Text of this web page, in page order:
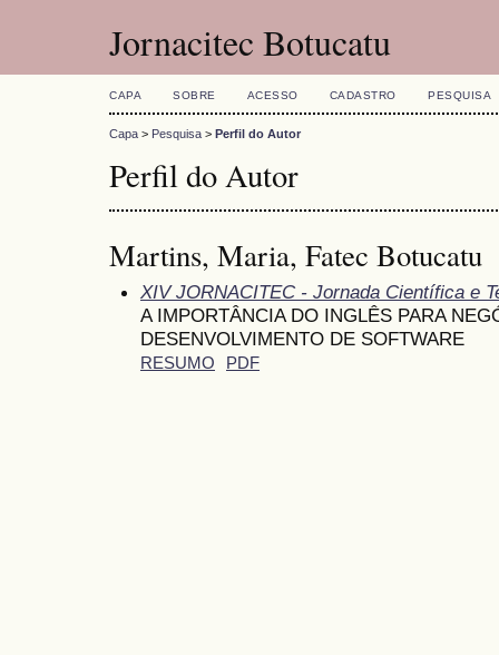
Jornacitec Botucatu
CAPA SOBRE ACESSO CADASTRO PESQUISA
Capa > Pesquisa > Perfil do Autor
Perfil do Autor
Martins, Maria, Fatec Botucatu
XIV JORNACITEC - Jornada Científica e
A IMPORTÂNCIA DO INGLÊS PARA
DESENVOLVIMENTO DE SOFTWARE
RESUMO PDF